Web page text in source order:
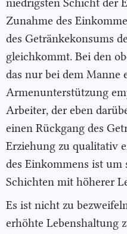
niedrigsten Schicht der
Zunahme des
des Getränkekonsums
gleichkommt. Bei den
das nur bei dem Manne
Armenunterstützung
Arbeiter, der eben
einen Rückgang des
Erziehung zu qualitativ
des Einkommens ist
Schichten mit höherer
Es ist nicht zu
erhöhte Lebenshaltung